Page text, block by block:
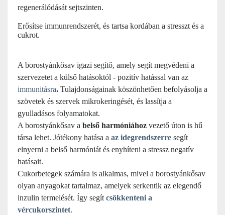
regenerálódását sejtszinten.
Erősítse immunrendszerét, és tartsa kordában a stresszt és a
cukrot.
A borostyánkősav igazi segítő, amely segít megvédeni a
szervezetet a külső hatásoktól - pozitív hatással van az
immunitásra. Tulajdonságainak köszönhetően befolyásolja a
szövetek és szervek mikrokeringését, és lassítja a
gyulladásos folyamatokat.
A borostyánkősav a belső harmóniához vezető úton is hű
társa lehet. Jótékony hatása a az idegrendszerre segít
elnyerni a belső harmóniát és enyhíteni a stressz negatív
hatásait.
Cukorbetegek számára is alkalmas, mivel a borostyánkősav
olyan anyagokat tartalmaz, amelyek serkentik az elegendő
inzulin termelését. Így segít csökkenteni a
vércukorszintet.